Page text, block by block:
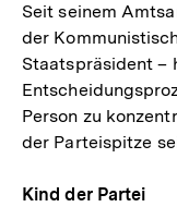
Seit seinem
der
Staatspräsident –
Person zu
der Parteispitze
Kind der Partei